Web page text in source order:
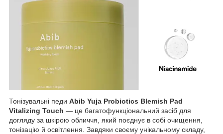
Тонізувальні педи Abib Yuja Probiotics Blemish Pad
Vitalizing Touch — це багатофункціональний засіб для
догляду за шкірою обличчя, який поєднує в собі очищення,
тонізацію й освітлення. Завдяки своєму унікальному складу,